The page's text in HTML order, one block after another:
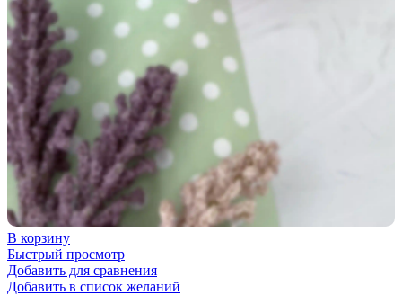
В корзину
Быстрый просмотр
Добавить для сравнения
Добавить в список желаний